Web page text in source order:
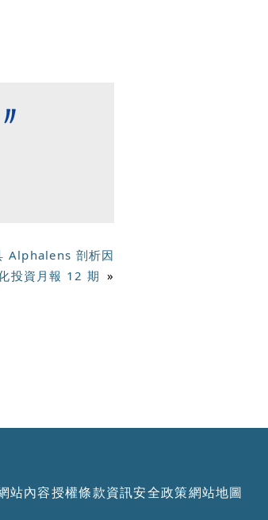
Alphalens 剖析因
投資月報 12 期 »
站內容授權條款資訊安全政策網站地圖